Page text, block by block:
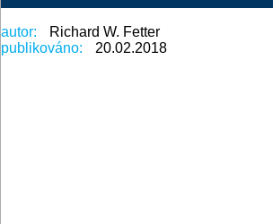
autor:
Richard W. Fetter
publikováno:
20.02.2018